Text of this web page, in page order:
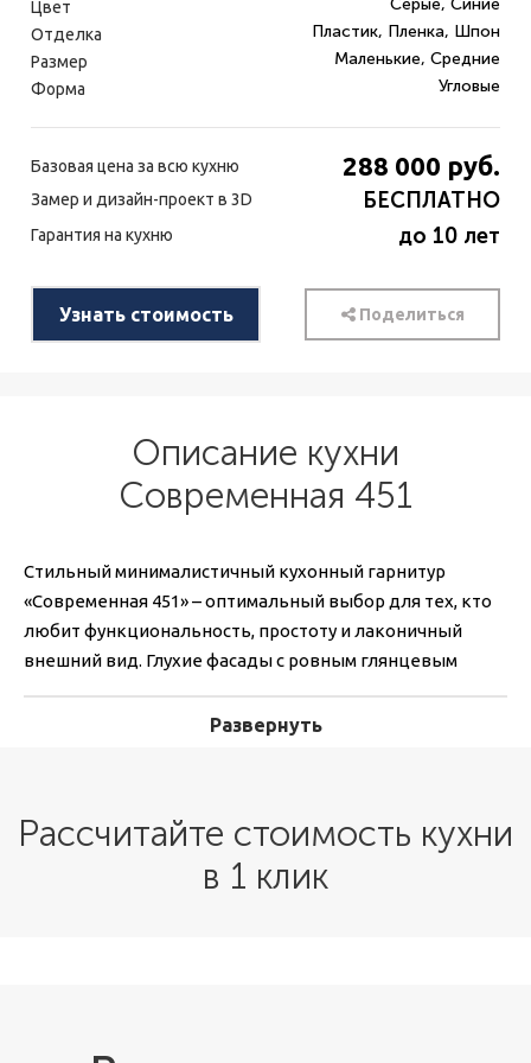
Описание кухни
Современная 451
Стильный минималистичный кухонный гарнитур
«Современная 451» – оптимальный выбор для тех, кто
любит функциональность, простоту и лаконичный
внешний вид. Глухие фасады с ровным глянцевым
идеальную базу для кухонного интерьера. Белая
Кухня выполняется под заказ. Это значит, что,
параметры будут полностью соответствовать вашему
Развернуть
Цвет
Отделка Пластик, Пленка, Шпон
Размер Маленькие, Средние
Форма Угловые
Базовая цена за всю кухню 288 000 руб.
Замер и дизайн-проект в 3D БЕСПЛАТНО
Гарантия на кухню до 10 лет
Узнать стоимость Поделиться
Рассчитайте стоимость кухни
в 1 клик